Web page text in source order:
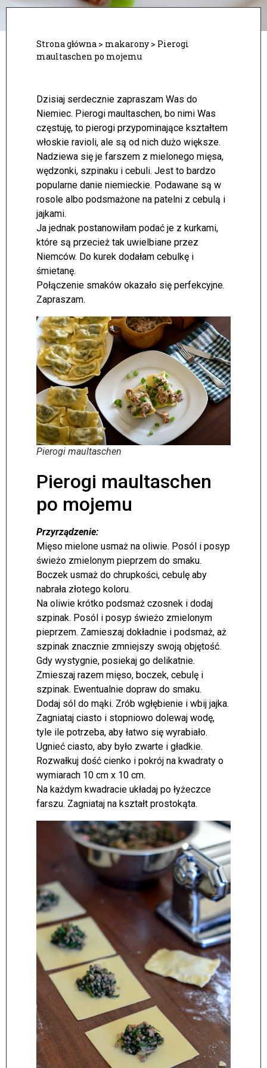
Strona główna > makarony > Pierogi
maultaschen po mojemu
Dzisiaj serdecznie zapraszam Was do
Niemiec. Pierogi maultaschen, bo nimi Was
częstuję, to pierogi przypominające kształtem
włoskie ravioli, ale są od nich dużo większe.
Nadziewa się je farszem z mielonego mięsa,
wędzonki, szpinaku i cebuli. Jest to bardzo
popularne danie niemieckie. Podawane są w
rosole albo podsmażone na patelni z cebulą i
jajkami.
Ja jednak postanowiłam podać je z kurkami,
które są przecież tak uwielbiane przez
Niemców. Do kurek dodałam cebulkę i
śmietanę.
Połączenie smaków okazało się perfekcyjne.
Zapraszam.
Pierogi maultaschen
Pierogi maultaschen
po mojemu
Przyrządzenie:
Mięso mielone usmaż na oliwie. Posól i posyp
świeżo zmielonym pieprzem do smaku.
Boczek usmaż do chrupkości, cebulę aby
nabrała złotego koloru.
Na oliwie krótko podsmaż czosnek i dodaj
szpinak. Posól i posyp świeżo zmielonym
pieprzem. Zamieszaj dokładnie i podsmaż, aż
szpinak znacznie zmniejszy swoją objętość.
Gdy wystygnie, posiekaj go delikatnie.
Zmieszaj razem mięso, boczek, cebulę i
szpinak. Ewentualnie dopraw do smaku.
Dodaj sól do mąki. Zrób wgłębienie i wbij jajka.
Zagniataj ciasto i stopniowo dolewaj wodę,
tyle ile potrzeba, aby łatwo się wyrabiało.
Ugnieć ciasto, aby było zwarte i gładkie.
Rozwałkuj dość cienko i pokrój na kwadraty o
wymiarach 10 cm x 10 cm.
Na każdym kwadracie układaj po łyżeczce
farszu. Zagniataj na kształt prostokąta.